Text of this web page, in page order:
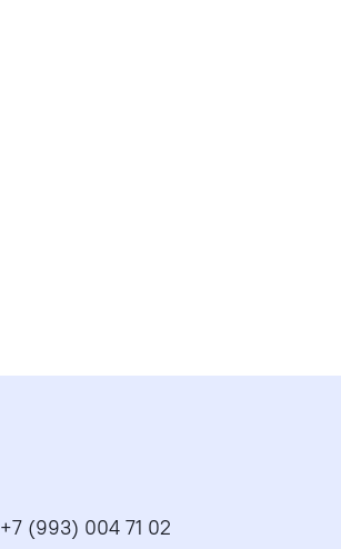
+7 (993) 004 71 02